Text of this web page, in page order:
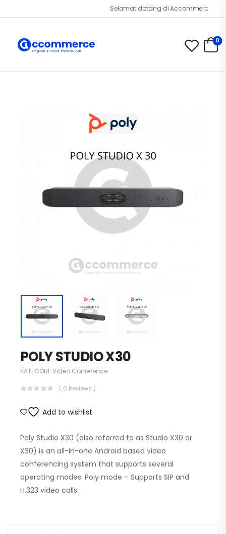
Selamat datang di Accommerce.id!
0
POLY STUDIO X30
KATEGORI: Video Conference
( 0 Reviews )
Add to wishlist
Poly Studio X30 (also referred to as Studio X30 or
X30) is an all-in-one Android based video
conferencing system that supports several
operating modes: Poly mode – Supports SIP and
H.323 video calls.